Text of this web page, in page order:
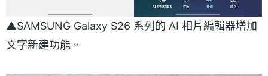
▲SAMSUNG Galaxy S26 系列的 AI 相片編輯器增加
文字新建功能。